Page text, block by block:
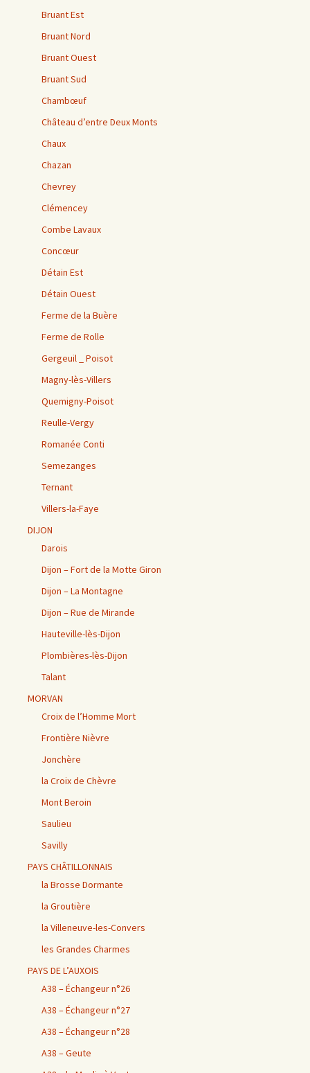
Bruant Est
Bruant Nord
Bruant Ouest
Bruant Sud
Chambœuf
Château d’entre Deux Monts
Chaux
Chazan
Chevrey
Clémencey
Combe Lavaux
Concœur
Détain Est
Détain Ouest
Ferme de la Buère
Ferme de Rolle
Gergeuil _ Poisot
Magny-lès-Villers
Quemigny-Poisot
Reulle-Vergy
Romanée Conti
Semezanges
Ternant
Villers-la-Faye
DIJON
Darois
Dijon – Fort de la Motte Giron
Dijon – La Montagne
Dijon – Rue de Mirande
Hauteville-lès-Dijon
Plombières-lès-Dijon
Talant
MORVAN
Croix de l’Homme Mort
Frontière Nièvre
Jonchère
la Croix de Chèvre
Mont Beroin
Saulieu
Savilly
PAYS CHÂTILLONNAIS
la Brosse Dormante
la Groutière
la Villeneuve-les-Convers
les Grandes Charmes
PAYS DE L’AUXOIS
A38 – Échangeur n°26
A38 – Échangeur n°27
A38 – Échangeur n°28
A38 – Geute